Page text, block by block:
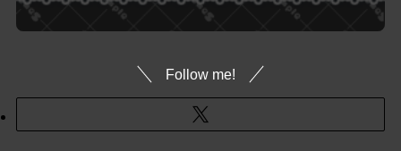
Follow me!